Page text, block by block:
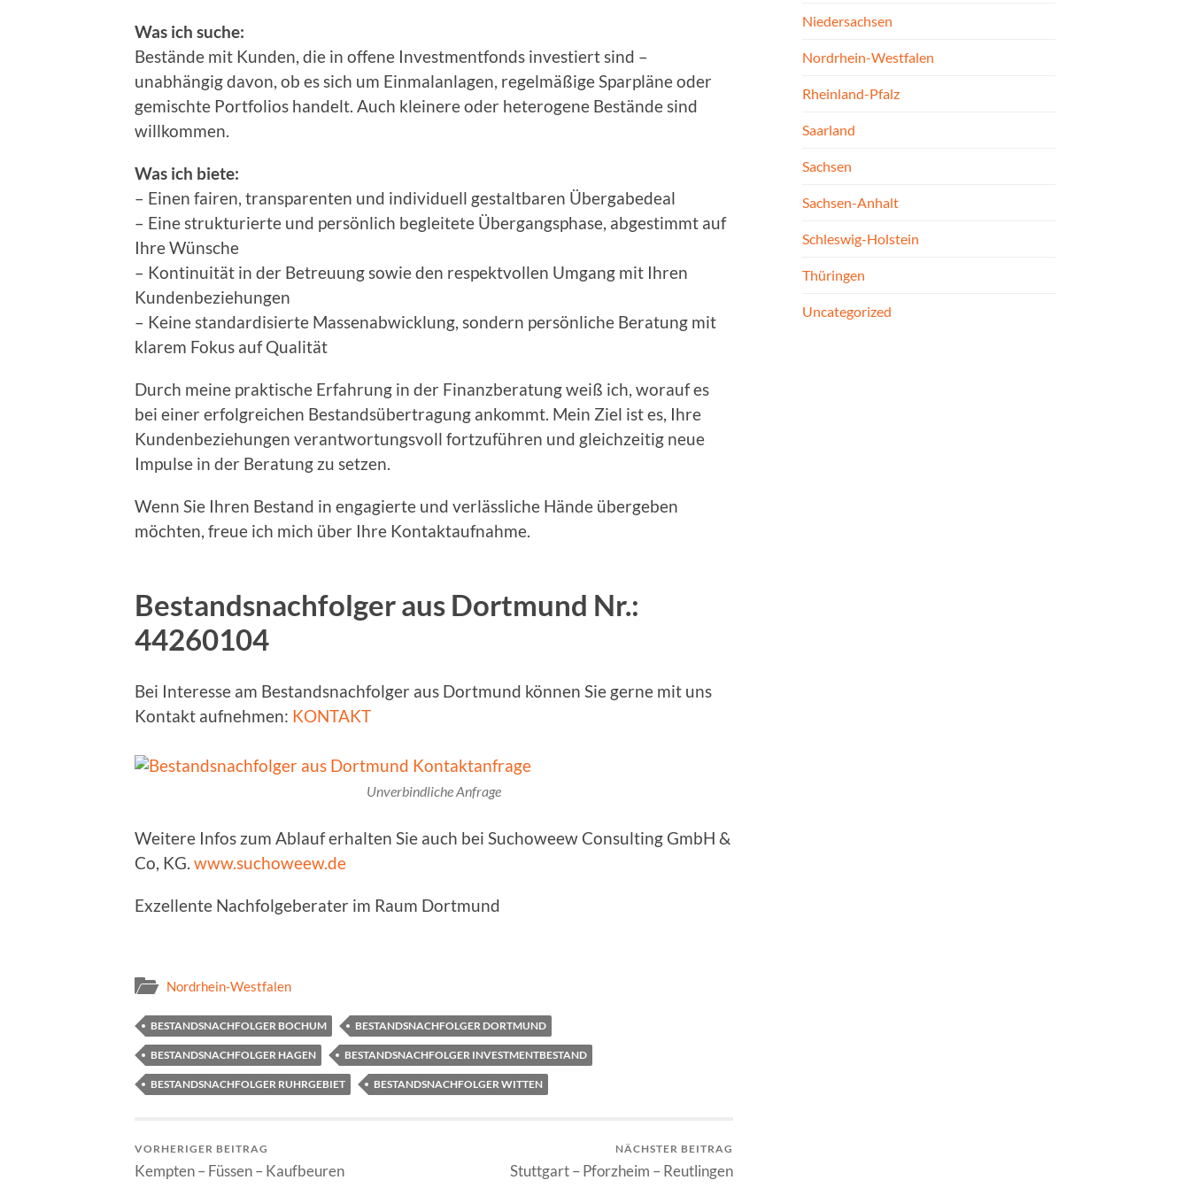
Was ich suche:
Bestände mit Kunden, die in offene Investmentfonds investiert sind –
unabhängig davon, ob es sich um Einmalanlagen, regelmäßige Sparpläne oder
gemischte Portfolios handelt. Auch kleinere oder heterogene Bestände sind
willkommen.
Was ich biete:
– Einen fairen, transparenten und individuell gestaltbaren Übergabedeal
– Eine strukturierte und persönlich begleitete Übergangsphase, abgestimmt auf
Ihre Wünsche
– Kontinuität in der Betreuung sowie den respektvollen Umgang mit Ihren
Kundenbeziehungen
– Keine standardisierte Massenabwicklung, sondern persönliche Beratung mit
klarem Fokus auf Qualität
Durch meine praktische Erfahrung in der Finanzberatung weiß ich, worauf es
bei einer erfolgreichen Bestandsübertragung ankommt. Mein Ziel ist es, Ihre
Kundenbeziehungen verantwortungsvoll fortzuführen und gleichzeitig neue
Impulse in der Beratung zu setzen.
Wenn Sie Ihren Bestand in engagierte und verlässliche Hände übergeben
möchten, freue ich mich über Ihre Kontaktaufnahme.
Bestandsnachfolger aus Dortmund Nr.:
44260104
Bei Interesse am Bestandsnachfolger aus Dortmund können Sie gerne mit uns
Kontakt aufnehmen: KONTAKT
Unverbindliche Anfrage
Weitere Infos zum Ablauf erhalten Sie auch bei Suchoweew Consulting GmbH &
Co, KG. www.suchoweew.de
Exzellente Nachfolgeberater im Raum Dortmund
Nordrhein-Westfalen
BESTANDSNACHFOLGER BOCHUM BESTANDSNACHFOLGER DORTMUND
BESTANDSNACHFOLGER HAGEN BESTANDSNACHFOLGER INVESTMENTBESTAND
BESTANDSNACHFOLGER RUHRGEBIET BESTANDSNACHFOLGER WITTEN
VORHERIGER BEITRAG
Kempten – Füssen – Kaufbeuren
NÄCHSTER BEITRAG
Stuttgart – Pforzheim – Reutlingen
Niedersachsen
Nordrhein-Westfalen
Rheinland-Pfalz
Saarland
Sachsen
Sachsen-Anhalt
Schleswig-Holstein
Thüringen
Uncategorized